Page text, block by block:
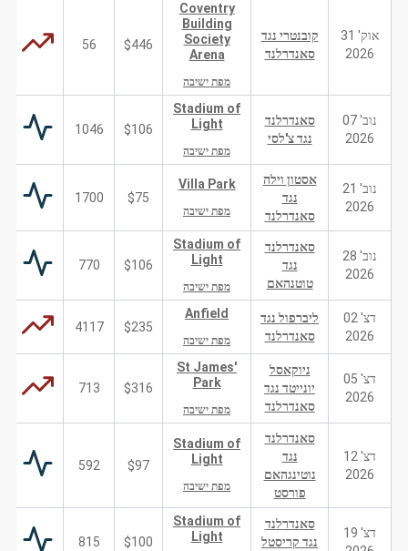
אוק' 31
2026
קובנטרי נגד
סאנדרלנד
Coventry
Building
Society
Arena
מפת ישיבה
$446
56
נוב' 07
2026
סאנדרלנד
נגד צ'לסי
Stadium of
Light
מפת ישיבה
$106
1046
נוב' 21
2026
אסטון וילה
נגד
סאנדרלנד
Villa Park
מפת ישיבה
$75
1700
נוב' 28
2026
סאנדרלנד
נגד
טוטנהאם
Stadium of
Light
מפת ישיבה
$106
770
דצ' 02
2026
ליברפול נגד
סאנדרלנד
Anfield
מפת ישיבה
$235
4117
דצ' 05
2026
ניוקאסל
יונייטד נגד
סאנדרלנד
St James'
Park
מפת ישיבה
$316
713
דצ' 12
2026
סאנדרלנד
נגד
נוטינגהאם
פורסט
Stadium of
Light
מפת ישיבה
$97
592
דצ' 19
סאנדרלנד
נגד קריסטל
Stadium of
Light
$100
815